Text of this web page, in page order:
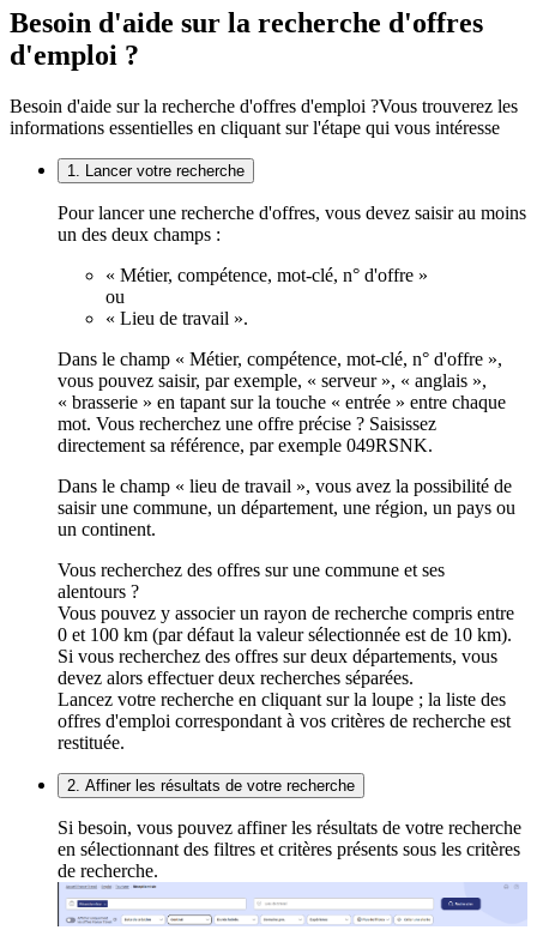
Besoin d'aide sur la recherche d'offres
d'emploi ?
Besoin d'aide sur la recherche d'offres d'emploi ?Vous trouverez les
informations essentielles en cliquant sur l'étape qui vous intéresse
1. Lancer votre recherche
Pour lancer une recherche d'offres, vous devez saisir au moins
un des deux champs :
« Métier, compétence, mot-clé, n° d'offre »
ou
« Lieu de travail ».
Dans le champ « Métier, compétence, mot-clé, n° d'offre »,
vous pouvez saisir, par exemple, « serveur », « anglais »,
« brasserie » en tapant sur la touche « entrée » entre chaque
mot. Vous recherchez une offre précise ? Saisissez
directement sa référence, par exemple 049RSNK.
Dans le champ « lieu de travail », vous avez la possibilité de
saisir une commune, un département, une région, un pays ou
un continent.
Vous recherchez des offres sur une commune et ses
alentours ?
Vous pouvez y associer un rayon de recherche compris entre
0 et 100 km (par défaut la valeur sélectionnée est de 10 km).
Si vous recherchez des offres sur deux départements, vous
devez alors effectuer deux recherches séparées.
Lancez votre recherche en cliquant sur la loupe ; la liste des
offres d'emploi correspondant à vos critères de recherche est
restituée.
2. Affiner les résultats de votre recherche
Si besoin, vous pouvez affiner les résultats de votre recherche
en sélectionnant des filtres et critères présents sous les critères
de recherche.